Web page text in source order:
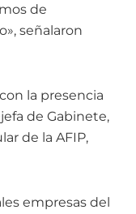
de
señalaron
la presencia
de Gabinete,
de la AFIP,
empresas del